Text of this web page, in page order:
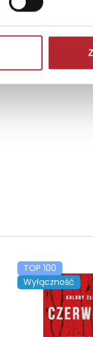
TOP 100
Wyłączność